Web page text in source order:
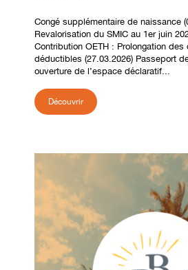
Congé supplémentaire de naissance
Revalorisation du SMIC au 1er juin
Contribution OETH : Prolongation des
déductibles (27.03.2026) Passeport
ouverture de l’espace déclaratif...
Découvrir